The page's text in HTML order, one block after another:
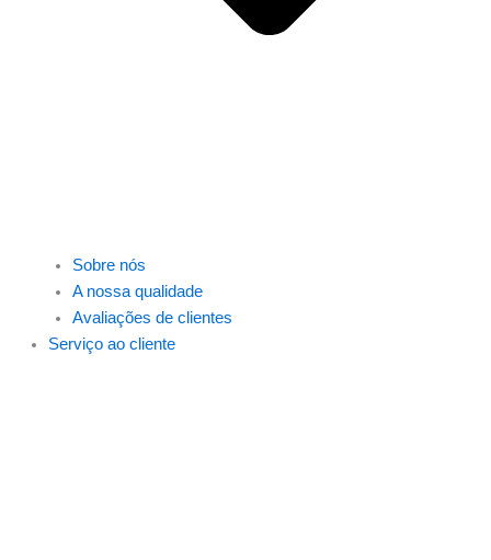
Sobre nós
A nossa qualidade
Avaliações de clientes
Serviço ao cliente